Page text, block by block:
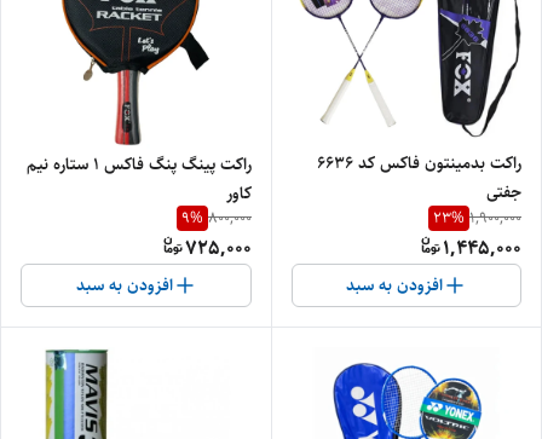
راکت بدمینتون فاکس کد ۶۶۳۶
جفتی
1,900,000
23%
1,445,000
افزودن به سبد
راکت پینگ پنگ فاکس ۱ ستاره نیم
کاور
800,000
9%
725,000
افزودن به سبد